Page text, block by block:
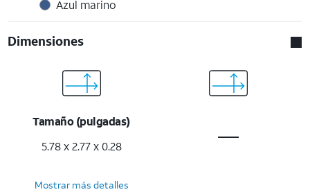
Azul marino
Dimensiones
Tamaño (pulgadas)
5.78 x 2.77 x 0.28
Mostrar más detalles